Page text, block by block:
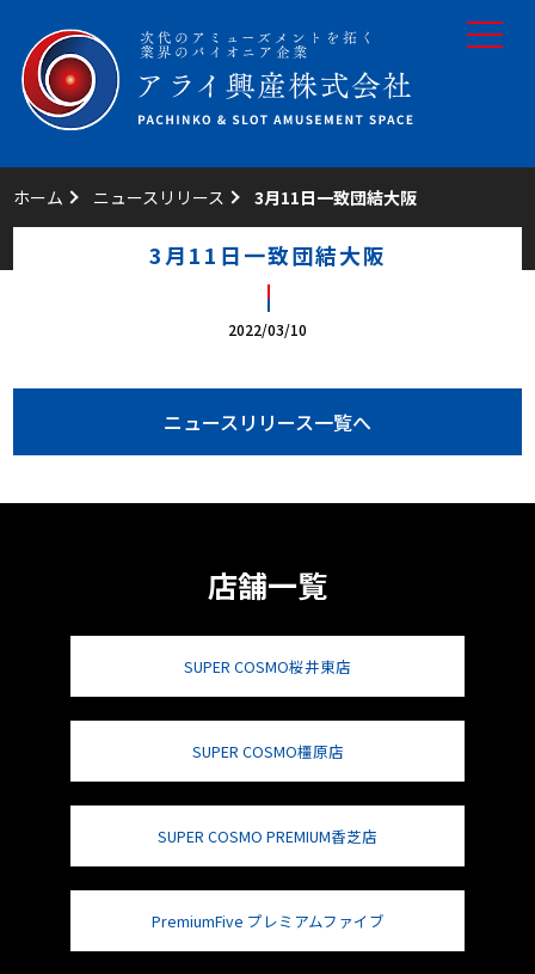
toggle
ホーム ニュースリリース 3月11日一致団結大阪
3月11日一致団結大阪
2022/03/10
ニュースリリース一覧へ
店舗一覧
SUPER COSMO桜井東店
SUPER COSMO橿原店
SUPER COSMO PREMIUM香芝店
PremiumFive プレミアムファイブ